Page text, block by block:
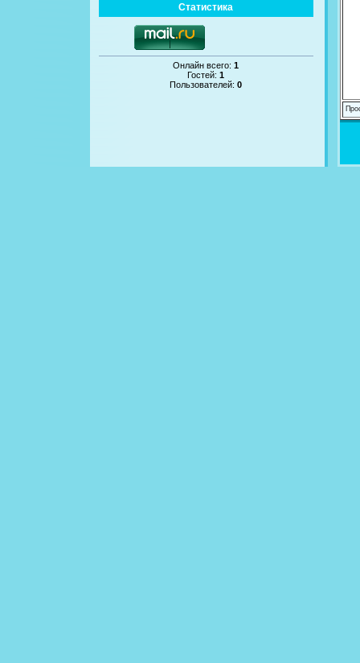
Статистика
Онлайн всего:1
Гостей:1
Пользователей:0